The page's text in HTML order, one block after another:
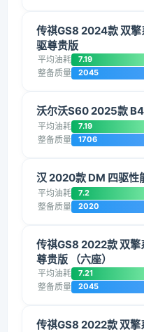
传祺GS8 2024款 双
驱尊贵版
平均油耗 7.19
整备质量 2045
沃尔沃S60 2025款
平均油耗 7.19
整备质量 1706
汉 2020款 DM 四驱性
平均油耗 7.2
整备质量 2020
传祺GS8 2022款 双
尊贵版 （六座）
平均油耗 7.21
整备质量 2045
传祺GS8 2022款 双